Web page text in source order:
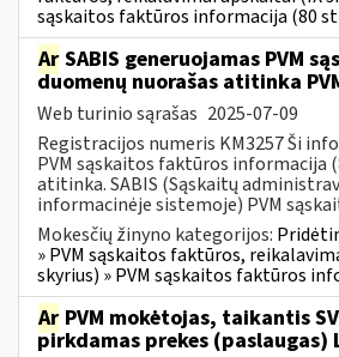
sąskaitos faktūros informacija (80
Ar SABIS generuojamas PVM
duomenų nuorašas atitinka
Web turinio sąrašas 2025-07-09
Registracijos numeris KM3257 Ši
PVM sąskaitos faktūros informacija
atitinka. SABIS (Sąskaitų
informacinėje sistemoje) PVM
Mokesčių žinyno kategorijos:
» PVM sąskaitos faktūros,
skyrius) » PVM sąskaitos faktūros
Ar PVM mokėtojas, taikantis
pirkdamas prekes (paslaugas)